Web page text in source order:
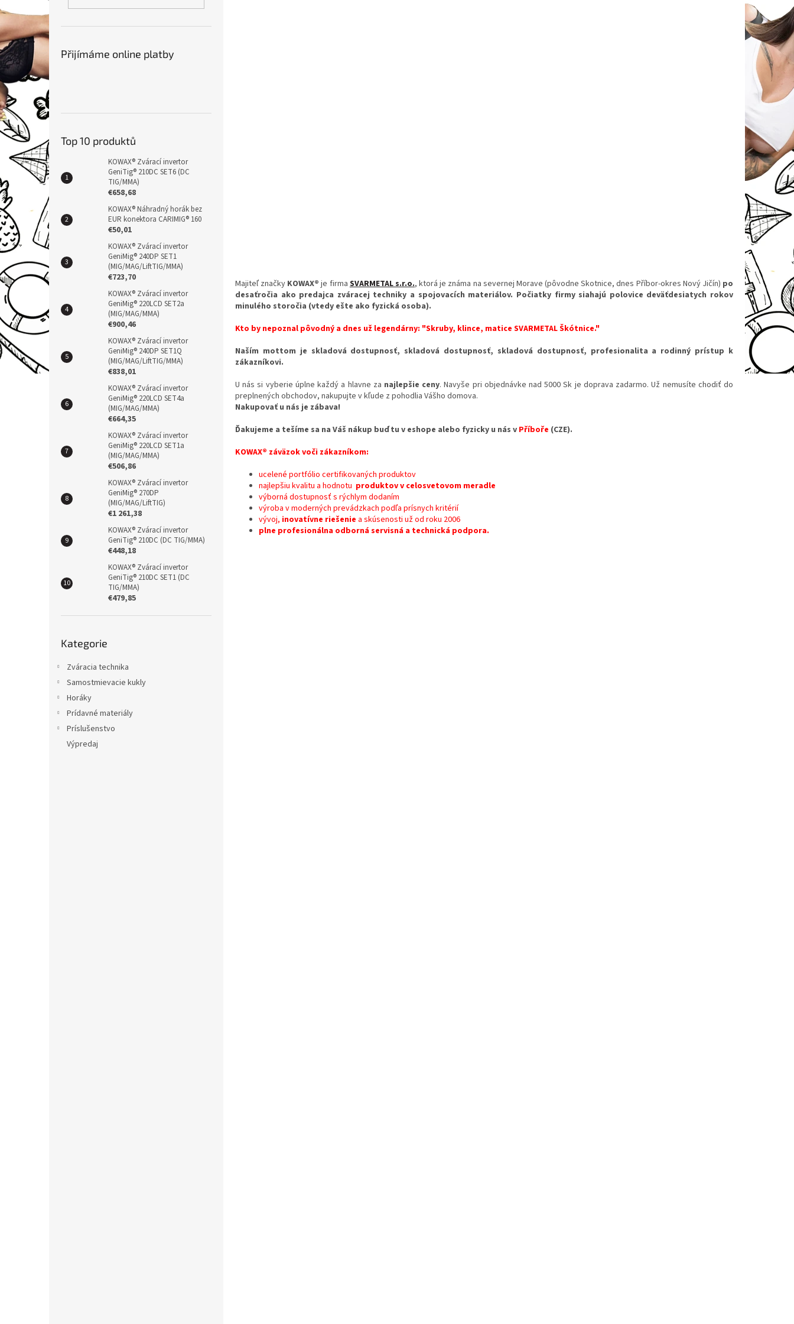
n
e
l
Přijímáme online platby
Top 10 produktů
KOWAX® Zvárací invertor
GeniTig® 210DC SET6 (DC
TIG/MMA)
€658,68
KOWAX® Náhradný horák bez
EUR konektora CARIMIG® 160
€50,01
KOWAX® Zvárací invertor
GeniMig® 240DP SET1
(MIG/MAG/LiftTIG/MMA)
€723,70
KOWAX® Zvárací invertor
GeniMig® 220LCD SET2a
(MIG/MAG/MMA)
€900,46
KOWAX® Zvárací invertor
GeniMig® 240DP SET1Q
(MIG/MAG/LiftTIG/MMA)
€838,01
KOWAX® Zvárací invertor
GeniMig® 220LCD SET4a
(MIG/MAG/MMA)
€664,35
KOWAX® Zvárací invertor
GeniMig® 220LCD SET1a
(MIG/MAG/MMA)
€506,86
KOWAX® Zvárací invertor
GeniMig® 270DP
(MIG/MAG/LiftTIG)
€1 261,38
KOWAX® Zvárací invertor
GeniTig® 210DC (DC TIG/MMA)
€448,18
KOWAX® Zvárací invertor
GeniTig® 210DC SET1 (DC
TIG/MMA)
€479,85
kategorie
Kategorie
Zváracia technika
Samostmievacie kukly
Horáky
Prídavné materiály
Príslušenstvo
Výpredaj
Majiteľ značky KOWAX® je firmaSVARMETAL s.r.o., ktorá je známa na severnej Morave (pôvodneSkotnice, dnes Příbor-okres Nový Jičín) po
desaťročia ako predajca zváracej techniky a spojovacích materiálov. Počiatky firmy siahajú polovice deväťdesiatych rokov
minulého storočia (vtedy ešte ako fyzická osoba).
Kto by nepoznal pôvodný a dnes už legendárny: "Skruby, klince, matice SVARMETAL Škótnice."
Naším mottom je skladová dostupnosť, skladová dostupnosť, skladová dostupnosť, profesionalita a rodinný prístup k
zákazníkovi.
U nás si vyberie úplne každý a hlavne za najlepšie ceny. Navyše pri objednávke nad 5000 Sk je doprava zadarmo. Už nemusíte chodiť do
preplnených obchodov, nakupujte v kľude z pohodlia Vášho domova.
Nakupovať u nás je zábava!
Ďakujeme a tešíme sa na Váš nákup buď tu v eshope alebo fyzicky u nás v Příboře (CZE).
KOWAX® záväzok voči zákazníkom:
ucelené portfólio certifikovaných produktov
najlepšiu kvalitu a hodnotu produktov v celosvetovom meradle
výborná dostupnosť s rýchlym dodaním
výroba v moderných prevádzkach podľa prísnych kritérií
vývoj, inovatívne riešenie a skúsenosti už od roku 2006
plne profesionálna odborná servisná a technická podpora.